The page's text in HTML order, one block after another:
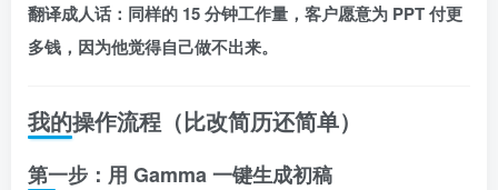
翻译成人话：同样的 15 分钟工作量，客户愿意为 PPT 付更
多钱，因为他觉得自己做不出来。
我的操作流程（比改简历还简单）
第一步：用 Gamma 一键生成初稿